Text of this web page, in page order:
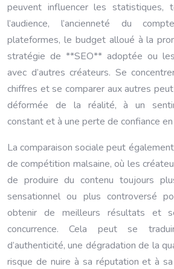
peuvent influencer les
l’audience, l’ancienneté du
plateformes, le budget alloué à la
stratégie de **SEO** adoptée ou
avec d’autres créateurs. Se
chiffres et se comparer aux autres
déformée de la réalité, à un
constant et à une perte de confiance en
La comparaison sociale peut
de compétition malsaine, où les
de produire du contenu toujours
sensationnel ou plus controversé
obtenir de meilleurs résultats et
concurrence. Cela peut se
d’authenticité, une dégradation de la
risque de nuire à sa réputation et à